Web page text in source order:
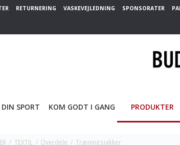
RETURNERING VASKEVEJLEDNING SPONSORATER
SPORT KOM GODT I GANG PRODUKTER
/ TEXTIL / Overdele / Træningsjakker